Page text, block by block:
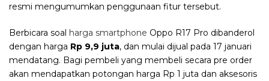
resmi mengumumkan penggunaan fitur tersebut.
Berbicara soal harga smartphone Oppo R17 Pro dibanderol
dengan harga Rp 9,9 juta, dan mulai dijual pada 17 januari
mendatang. Bagi pembeli yang membeli secara pre order
akan mendapatkan potongan harga Rp 1 juta dan aksesoris